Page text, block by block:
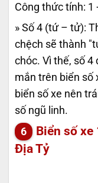
Công thức tính: 1
» Số 4 (tứ – tử):
chệch sẽ thành
chóc. Vì thế, số
mắn trên biển số
biển số xe nên
số ngũ linh.
Biển số xe
Địa Tỷ